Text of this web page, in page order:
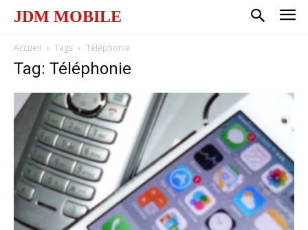
JDM MOBILE
Accueil Tags Téléphonie
Tag: Téléphonie